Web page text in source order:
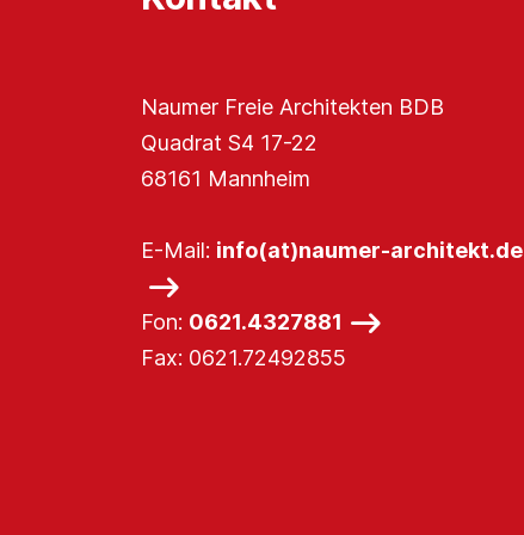
Naumer Freie Architekten BDB
Quadrat S4 17-22
68161 Mannheim
E-Mail: info(at)naumer-architekt.de
Fon: 0621.4327881
Fax: 0621.72492855